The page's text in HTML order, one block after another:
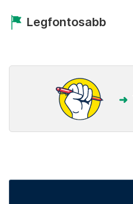
Legfontosabb